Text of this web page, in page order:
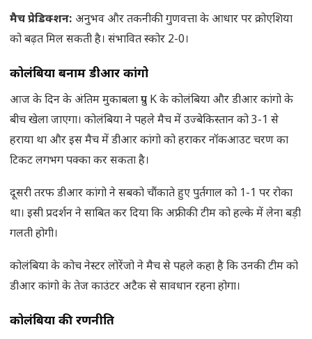
मैच प्रेडिक्शन: अनुभव और तकनीकी गुणवत्ता के आधार पर क्रोएशिया
को बढ़त मिल सकती है। संभावित स्कोर 2-0।
कोलंबिया बनाम डीआर कांगो
आज के दिन के अंतिम मुकाबला ग्रुप K के कोलंबिया और डीआर कांगो के
बीच खेला जाएगा। कोलंबिया ने पहले मैच में उज्बेकिस्तान को 3-1 से
हराया था और इस मैच में डीआर कांगो को हराकर नॉकआउट चरण का
टिकट लगभग पक्का कर सकता है।
दूसरी तरफ डीआर कांगो ने सबको चौंकाते हुए पुर्तगाल को 1-1 पर रोका
था। इसी प्रदर्शन ने साबित कर दिया कि अफ्रीकी टीम को हल्के में लेना बड़ी
गलती होगी।
कोलंबिया के कोच नेस्टर लोरेंजो ने मैच से पहले कहा है कि उनकी टीम को
डीआर कांगो के तेज काउंटर अटैक से सावधान रहना होगा।
कोलंबिया की रणनीति